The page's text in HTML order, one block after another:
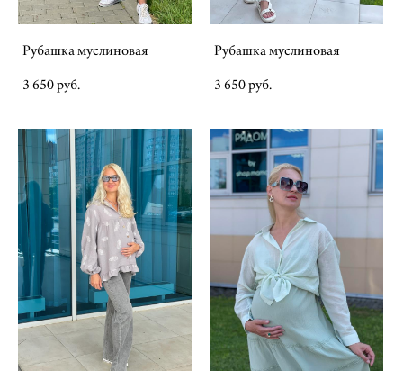
Рубашка муслиновая
3 650 pуб.
Рубашка муслиновая
3 650 pуб.